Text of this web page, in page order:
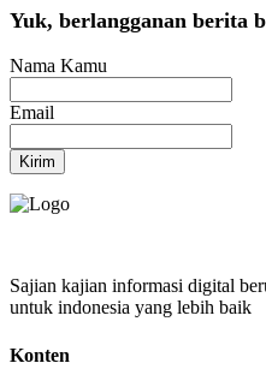
Yuk, berlangganan berita
Nama Kamu
Email
Kirim
Sajian kajian informasi digital
untuk indonesia yang lebih baik
Konten